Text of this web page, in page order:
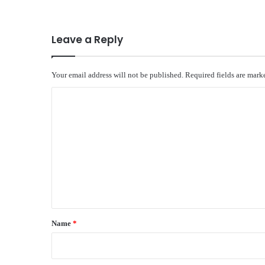
Leave a Reply
Your email address will not be published. Required fields are
*
Name *